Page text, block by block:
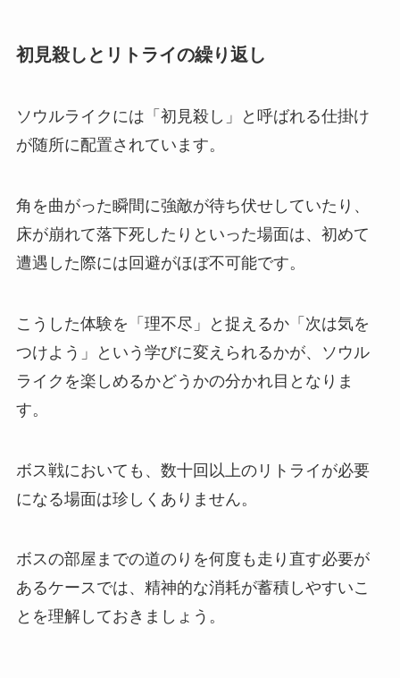
初見殺しとリトライの繰り返し
ソウルライクには「初見殺し」と呼ばれる仕掛け
が随所に配置されています。
角を曲がった瞬間に強敵が待ち伏せしていたり、
床が崩れて落下死したりといった場面は、初めて
遭遇した際には回避がほぼ不可能です。
こうした体験を「理不尽」と捉えるか「次は気を
つけよう」という学びに変えられるかが、ソウル
ライクを楽しめるかどうかの分かれ目となりま
す。
ボス戦においても、数十回以上のリトライが必要
になる場面は珍しくありません。
ボスの部屋までの道のりを何度も走り直す必要が
あるケースでは、精神的な消耗が蓄積しやすいこ
とを理解しておきましょう。